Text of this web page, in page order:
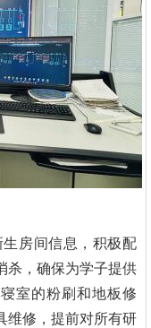
房间信息，积极配
杀，确保为学子提供
室的粉刷和地板修
维修，提前对所有研